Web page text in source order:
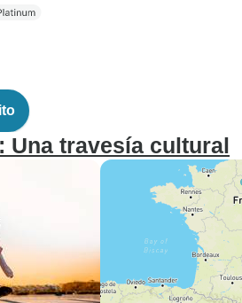
Una travesía cultural